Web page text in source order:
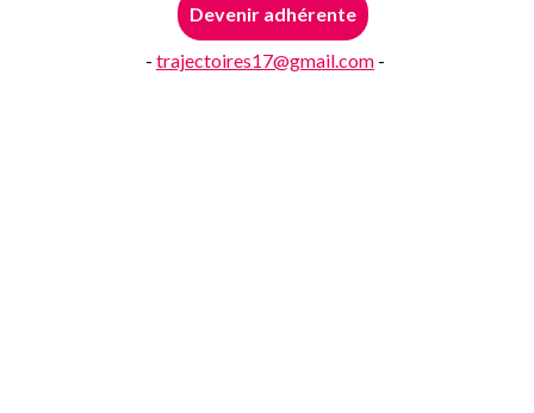
Devenir adhérente
- trajectoires17@gmail.com -